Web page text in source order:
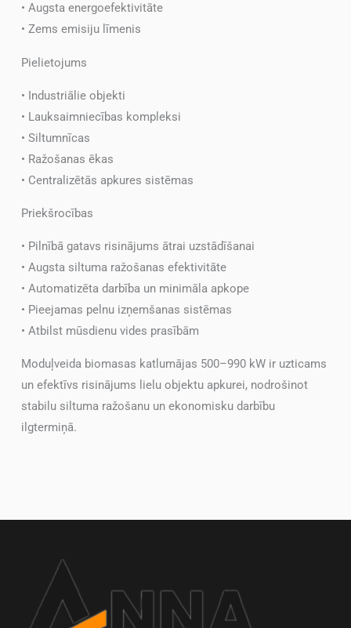
• Augsta energoefektivitāte
• Zems emisiju līmenis
Pielietojums
• Industriālie objekti
• Lauksaimniecības kompleksi
• Siltumnīcas
• Ražošanas ēkas
• Centralizētās apkures sistēmas
Priekšrocības
• Pilnībā gatavs risinājums ātrai uzstādīšanai
• Augsta siltuma ražošanas efektivitāte
• Automatizēta darbība un minimāla apkope
• Pieejamas pelnu izņemšanas sistēmas
• Atbilst mūsdienu vides prasībām
Moduļveida biomasas katlumājas 500–990 kW ir uzticams
un efektīvs risinājums lielu objektu apkurei, nodrošinot
stabilu siltuma ražošanu un ekonomisku darbību
ilgtermiņā.